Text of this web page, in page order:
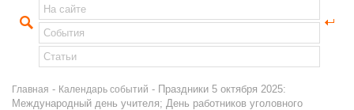
Главная - Календарь событий - Праздники 5 октября 2025:
Международный день учителя; День работников уголовного